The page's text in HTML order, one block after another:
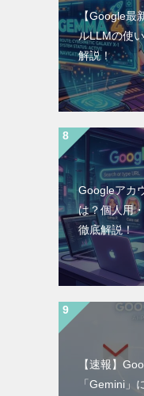
【Google最
ルLLMの使
解説！
Googleアカ
は？個人用
徹底解説！
【速報】
「Gemini」